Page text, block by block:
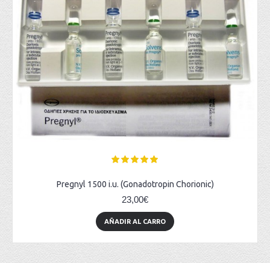
Pregnyl 1500 i.u. (Gonadotropin Chorionic)
23,00€
AÑADIR AL CARRO